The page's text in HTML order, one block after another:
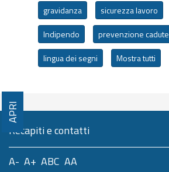
gravidanza
sicurezza lavoro
Indipendo
prevenzione cadute
lingua dei segni
Mostra tutti
APRI
Recapiti e contatti
A- A+ ABC AA